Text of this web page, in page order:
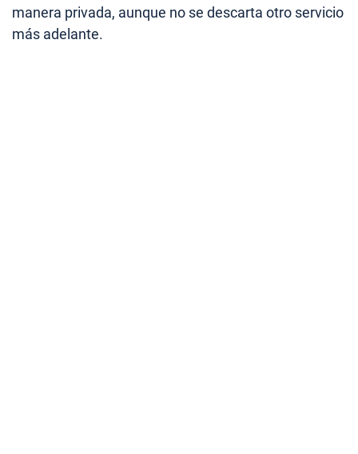
manera privada, aunque no se descarta otro servicio
más adelante.